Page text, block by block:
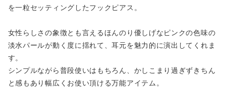
を一粒セッティングしたフックピアス。
女性らしさの象徴とも言えるほんのり優しげなピンクの色味の
淡水パールが動く度に揺れて、耳元を魅力的に演出してくれま
す。
シンプルながら普段使いはもちろん、かしこまり過ぎずきちん
と感もあり幅広くお使い頂ける万能アイテム。